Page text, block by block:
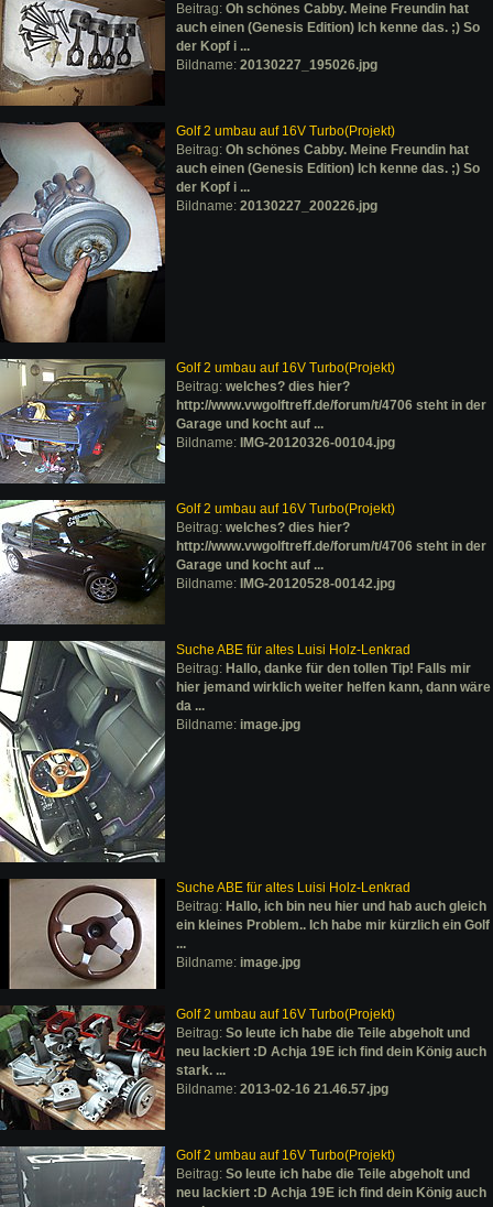
Beitrag: Oh schönes Cabby. Meine Freundin hat
auch einen (Genesis Edition) Ich kenne das. ;) So
der Kopf i ...
Bildname: 20130227_195026.jpg
Golf 2 umbau auf 16V Turbo(Projekt)
Beitrag: Oh schönes Cabby. Meine Freundin hat
auch einen (Genesis Edition) Ich kenne das. ;) So
der Kopf i ...
Bildname: 20130227_200226.jpg
Golf 2 umbau auf 16V Turbo(Projekt)
Beitrag: welches? dies hier?
http://www.vwgolftreff.de/forum/t/4706 steht in der
Garage und kocht auf ...
Bildname: IMG-20120326-00104.jpg
Golf 2 umbau auf 16V Turbo(Projekt)
Beitrag: welches? dies hier?
http://www.vwgolftreff.de/forum/t/4706 steht in der
Garage und kocht auf ...
Bildname: IMG-20120528-00142.jpg
Suche ABE für altes Luisi Holz-Lenkrad
Beitrag: Hallo, danke für den tollen Tip! Falls mir
hier jemand wirklich weiter helfen kann, dann wäre
da ...
Bildname: image.jpg
Suche ABE für altes Luisi Holz-Lenkrad
Beitrag: Hallo, ich bin neu hier und hab auch gleich
ein kleines Problem.. Ich habe mir kürzlich ein Golf
...
Bildname: image.jpg
Golf 2 umbau auf 16V Turbo(Projekt)
Beitrag: So leute ich habe die Teile abgeholt und
neu lackiert :D Achja 19E ich find dein König auch
stark. ...
Bildname: 2013-02-16 21.46.57.jpg
Golf 2 umbau auf 16V Turbo(Projekt)
Beitrag: So leute ich habe die Teile abgeholt und
neu lackiert :D Achja 19E ich find dein König auch